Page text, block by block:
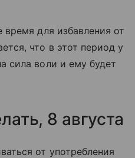
время для избавления от
что в этот период у
сила воли и ему будет
8 августа
от употребления